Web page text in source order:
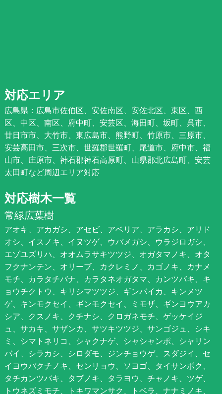
対応エリア
広島県：広島市佐伯区、安佐南区、安佐北区、東区、西
区、中区、南区、府中町、安芸区、海田町、坂町、呉市、
廿日市市、大竹市、東広島市、熊野町、竹原市、三原市、
安芸高田市、三次市、世羅郡世羅町、尾道市、府中市、福
山市、庄原市、神石郡神石高原町、山県郡北広島町、安芸
太田町など周辺エリア対応
対応樹木一覧
常緑広葉樹
アオキ、アカガシ、アセビ、アベリア、アラカシ、アリド
オシ、イスノキ、イヌツゲ、ウバメガシ、ウラジロガシ、
エゾユズリハ、オオムラサキツツジ、オガタマノキ、オタ
フクナンテン、オリーブ、カクレミノ、カゴノキ、カナメ
モチ、カラタチバナ、カラタネオガタマ、カンツバキ、キ
ョウチクトウ、キリシマツツジ、ギンバイカ、キンメツ
ゲ、キンモクセイ、ギンモクセイ、ミモザ、ギンヨウアカ
シア、クスノキ、クチナシ、クロガネモチ、ゲッケイジ
ュ、サカキ、サザンカ、サツキツツジ、サンゴジュ、シキ
ミ、シマトネリコ、シャクナゲ、シャシャンポ、シャリン
バイ、シラカシ、シロダモ、ジンチョウゲ、スダジイ、セ
イヨウバクチノキ、センリョウ、ソヨゴ、タイサンボク、
タチカンツバキ、タブノキ、タラヨウ、チャノキ、ツゲ、
トウネズミモチ、トキワマンサク、トベラ、ナナミノキ、